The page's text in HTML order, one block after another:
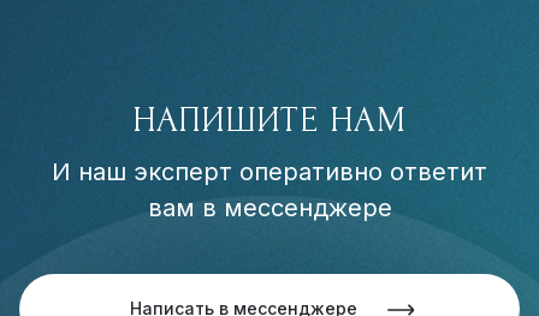
НАПИШИТЕ НАМ
И наш эксперт оперативно ответит
вам в мессенджере
Написать в мессенджере